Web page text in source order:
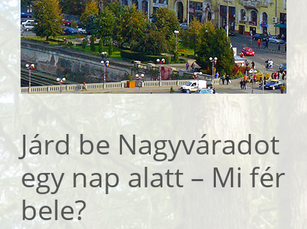
Járd be Nagyváradot
egy nap alatt – Mi fér
bele?